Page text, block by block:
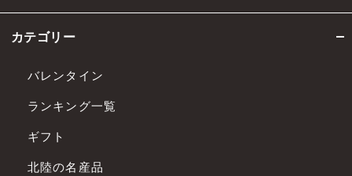
カテゴリー
バレンタイン
ランキング一覧
ギフト
北陸の名産品